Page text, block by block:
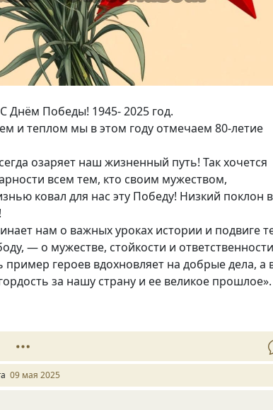
Днём Победы! 1945- 2025 год.
и теплом мы в этом году отмечаем 80-летие
озаряет наш жизненный путь! Так хочется
всем тем, кто своим мужеством,
ковал для нас эту Победу! Низкий поклон
нам о важных уроках истории и подвиге
— о мужестве, стойкости и ответственности
пример героев вдохновляет на добрые дела, а
за нашу страну и ее великое прошлое».
09 мая 2025